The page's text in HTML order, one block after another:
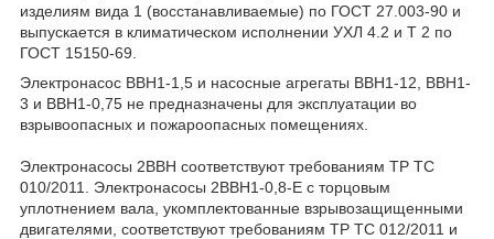
изделиям вида 1 (восстанавливаемые) по ГОСТ 27.003-90 и
выпускается в климатическом исполнении УХЛ 4.2 и Т 2 по
ГОСТ 15150-69.
Электронасос ВВН1-1,5 и насосные агрегаты ВВН1-12, ВВН1-
3 и ВВН1-0,75 не предназначены для эксплуатации во
взрывоопасных и пожароопасных помещениях.
Электронасосы 2ВВН соответствуют требованиям ТР ТС
010/2011. Электронасосы 2ВВН1-0,8-Е с торцовым
уплотнением вала, укомплектованные взрывозащищенными
двигателями, соответствуют требованиям ТР ТС 012/2011 и